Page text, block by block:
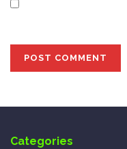
Categories